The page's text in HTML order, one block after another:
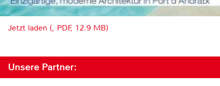
Jetzt laden (, PDF, 12.9 MB)
Unsere Partner: